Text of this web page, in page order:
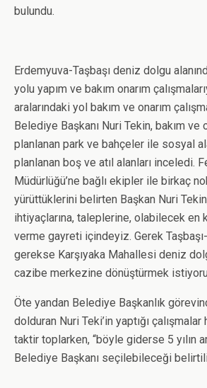
bulundu.
Erdemyuva-Taşbaşı deniz dolgu
yolu yapım ve bakım onarım
aralarındaki yol bakım ve onarım
Belediye Başkanı Nuri Tekin, bakım ve
planlanan park ve bahçeler ile sosyal
planlanan boş ve atıl alanları inceledi.
Müdürlüğü’ne bağlı ekipler ile birkaç
yürüttüklerini belirten Başkan Nuri Tekin,
ihtiyaçlarına, taleplerine, olabilecek en
verme gayreti içindeyiz. Gerek
gerekse Karşıyaka Mahallesi deniz
cazibe merkezine dönüştürmek
Öte yandan Belediye Başkanlık
dolduran Nuri Teki’in yaptığı çalışmalar
taktir toplarken, “böyle giderse 5 yılın
Belediye Başkanı seçilebileceği